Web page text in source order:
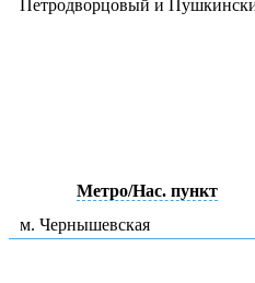
Петродворцовый и
Метро/Нас. пункт
м. Чернышевская